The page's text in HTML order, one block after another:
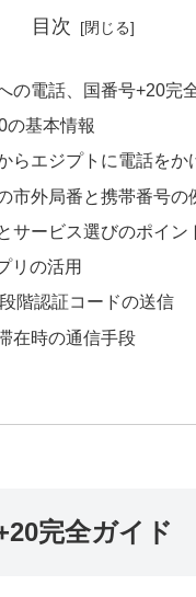
目次
の電話、国番号+20完
の基本情報
らエジプトに電話をか
市外局番と携帯番号の
サービス選びのポイン
リの活用
階認証コードの送信
在時の通信手段
完全ガイド